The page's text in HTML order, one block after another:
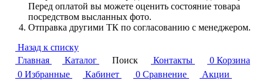
Перед оплатой вы можете оценить состояние товара
посредством высланных фото.
Отправка другими ТК по согласованию с менеджером.
Назад к списку
Главная
Каталог Поиск Контакты 0 Корзина
0 Избранные Кабинет 0 Сравнение
Акции